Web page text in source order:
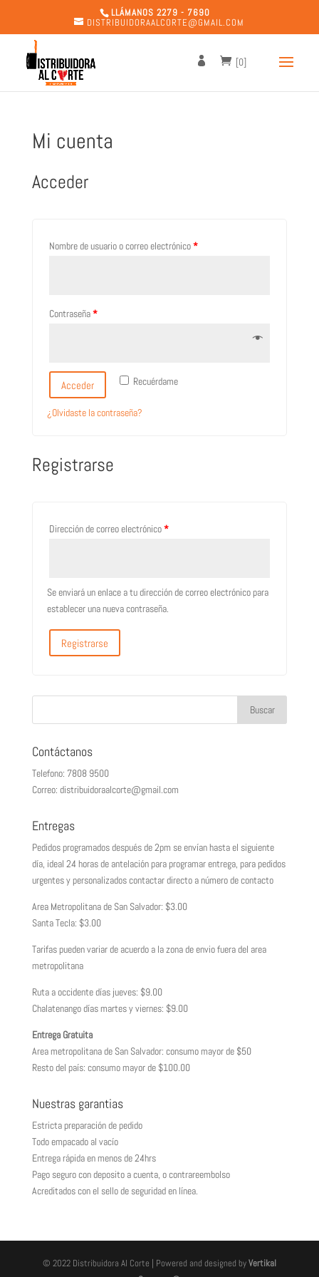
LLÁMANOS 2279 - 7690
DISTRIBUIDORAALCORTE@GMAIL.COM
[0]
Mi cuenta
Acceder
Nombre de usuario o correo electrónico*
Contraseña*
Recuérdame
Acceder
¿Olvidaste la contraseña?
Registrarse
Dirección de correo electrónico*
Se enviará un enlace a tu dirección de correo electrónico para
establecer una nueva contraseña.
Registrarse
Contáctanos
Telefono: 7808 9500
Correo: distribuidoraalcorte@gmail.com
Entregas
Pedidos programados después de 2pm se envían hasta el siguiente
día, ideal 24 horas de antelación para programar entrega, para pedidos
urgentes y personalizados contactar directo a número de contacto
Area Metropolitana de San Salvador: $3.00
Santa Tecla: $3.00
Tarifas pueden variar de acuerdo a la zona de envio fuera del area
metropolitana
Ruta a occidente días jueves: $9.00
Chalatenango días martes y viernes: $9.00
Entrega Gratuita
Area metropolitana de San Salvador: consumo mayor de $50
Resto del país: consumo mayor de $100.00
Nuestras garantias
Estricta preparación de pedido
Todo empacado al vacío
Entrega rápida en menos de 24hrs
Pago seguro con deposito a cuenta, o contrareembolso
Acreditados con el sello de seguridad en línea.
© 2022 Distribuidora Al Corte | Powered and designed byVertikal